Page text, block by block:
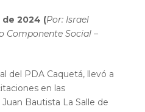
de 2024 (Por: Israel
Componente Social –
del PDA Caquetá, llevó a
en las
Bautista La Salle de